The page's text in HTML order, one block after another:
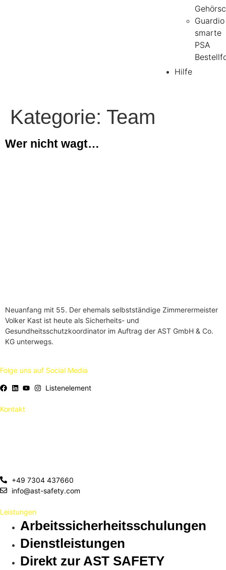
Guardio
smarte
PSA
Hilfe
Kategorie: Team
Wer nicht wagt…
Neuanfang mit 55. Der ehemals selbstständige Zimmerermeister
Volker Kast ist heute als Sicherheits- und
Gesundheitsschutzkoordinator im Auftrag der AST GmbH & Co.
KG unterwegs.
Folge uns auf Social Media
Listenelement
Kontakt
+49 7304 437660
info@ast-safety.com
Leistungen
Arbeitssicherheitsschulungen
Dienstleistungen
Direkt zur AST SAFETY